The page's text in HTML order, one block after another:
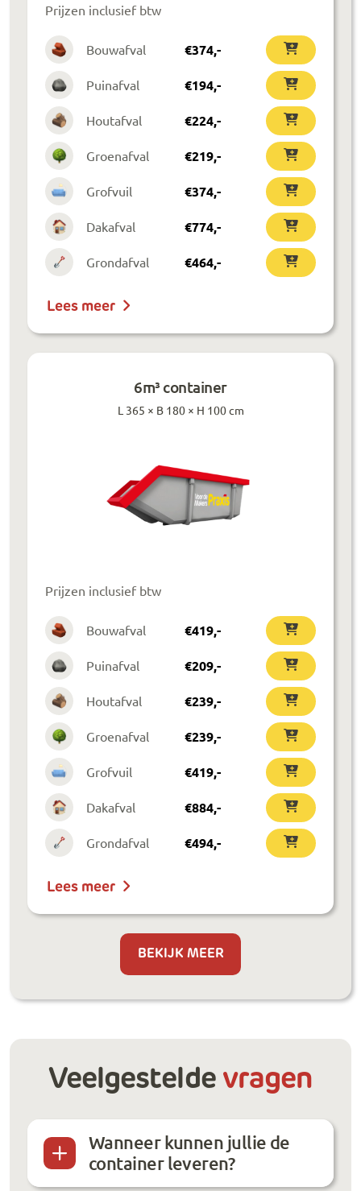
Prijzen inclusief btw
Bouwafval €374,-
Puinafval €194,-
Houtafval €224,-
Groenafval €219,-
Grofvuil €374,-
Dakafval €774,-
Grondafval €464,-
Lees meer
6m³ container
L 365 × B 180 × H 100 cm
Prijzen inclusief btw
Bouwafval €419,-
Puinafval €209,-
Houtafval €239,-
Groenafval €239,-
Grofvuil €419,-
Dakafval €884,-
Grondafval €494,-
Lees meer
BEKIJK MEER
Veelgestelde vragen
Wanneer kunnen jullie de
container leveren?